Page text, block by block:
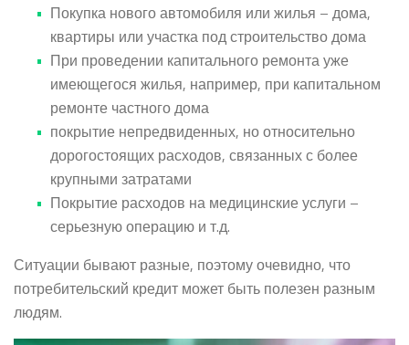
Покупка нового автомобиля или жилья – дома,
квартиры или участка под строительство дома
При проведении капитального ремонта уже
имеющегося жилья, например, при капитальном
ремонте частного дома
покрытие непредвиденных, но относительно
дорогостоящих расходов, связанных с более
крупными затратами
Покрытие расходов на медицинские услуги –
серьезную операцию и т.д.
Ситуации бывают разные, поэтому очевидно, что
потребительский кредит может быть полезен разным
людям.